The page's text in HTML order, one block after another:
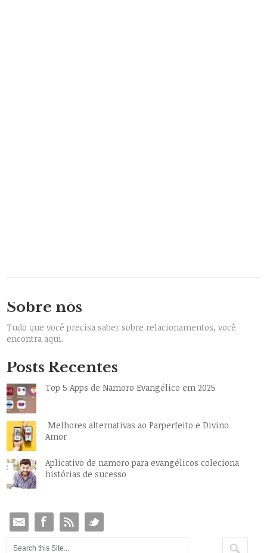
Sobre nós
Tudo que você precisa saber sobre relacionamentos, você
encontra aqui.
Posts Recentes
Top 5 Apps de Namoro Evangélico em 2025
Melhores alternativas ao Parperfeito e Divino
Amor
Aplicativo de namoro para evangélicos coleciona
histórias de sucesso